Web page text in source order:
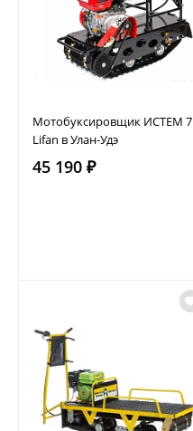
Мотобуксировщик ИСТЕМ 7
Lifan в Улан-Удэ
45 190 ₽